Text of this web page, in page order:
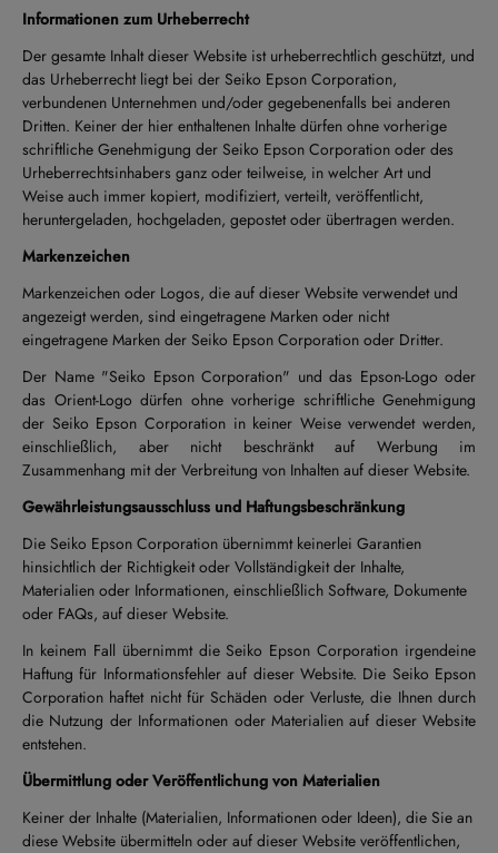
Informationen zum Urheberrecht
Der gesamte Inhalt dieser Website ist urheberrechtlich geschützt, und
das Urheberrecht liegt bei der Seiko Epson Corporation,
verbundenen Unternehmen und/oder gegebenenfalls bei anderen
Dritten. Keiner der hier enthaltenen Inhalte dürfen ohne vorherige
schriftliche Genehmigung der Seiko Epson Corporation oder des
Urheberrechtsinhabers ganz oder teilweise, in welcher Art und
Weise auch immer kopiert, modifiziert, verteilt, veröffentlicht,
heruntergeladen, hochgeladen, gepostet oder übertragen werden.
Markenzeichen
Markenzeichen oder Logos, die auf dieser Website verwendet und
angezeigt werden, sind eingetragene Marken oder nicht
eingetragene Marken der Seiko Epson Corporation oder Dritter.
Der Name "Seiko Epson Corporation" und das Epson-Logo oder
das Orient-Logo dürfen ohne vorherige schriftliche Genehmigung
der Seiko Epson Corporation in keiner Weise verwendet werden,
einschließlich, aber nicht beschränkt auf Werbung im
Zusammenhang mit der Verbreitung von Inhalten auf dieser Website.
Gewährleistungsausschluss und Haftungsbeschränkung
Die Seiko Epson Corporation übernimmt keinerlei Garantien
hinsichtlich der Richtigkeit oder Vollständigkeit der Inhalte,
Materialien oder Informationen, einschließlich Software, Dokumente
oder FAQs, auf dieser Website.
In keinem Fall übernimmt die Seiko Epson Corporation irgendeine
Haftung für Informationsfehler auf dieser Website. Die Seiko Epson
Corporation haftet nicht für Schäden oder Verluste, die Ihnen durch
die Nutzung der Informationen oder Materialien auf dieser Website
entstehen.
Übermittlung oder Veröffentlichung von Materialien
Keiner der Inhalte (Materialien, Informationen oder Ideen), die Sie an
diese Website übermitteln oder auf dieser Website veröffentlichen,